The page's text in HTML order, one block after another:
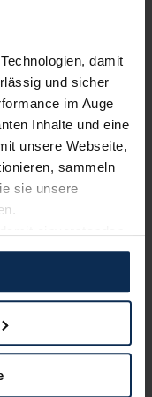
damit
und sicher
im Auge
Inhalte und eine
unsere Webseite,
sammeln
sie unsere
Service zu
weiterzugeben,
Sie dem nicht
uns auf die
somit nicht
unterstützen.
für dich 100%
erhalten und